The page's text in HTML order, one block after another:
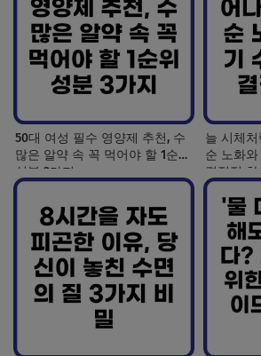
50대 여성 필수 영양제 추천, 수
많은 알약 속 꼭 먹어야 할 1순위
성분 3가지
늘 시체
순 노화
결정적 차